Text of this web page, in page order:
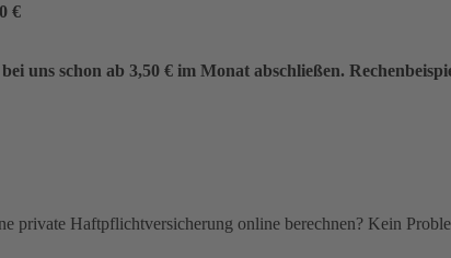
€
uns schon ab 3,50 € im Monat abschließen.
private Haftpflichtversicherung online berechnen? Kein